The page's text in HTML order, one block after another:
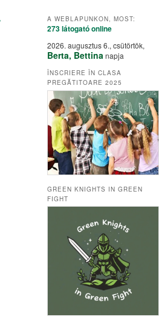
A WEBLAPUNKON, MOST:
273 látogatóonline
2026. augusztus 6., csütörtök,
Berta, Bettinanapja
ÎNSCRIERE ÎN CLASA
PREGĂTITOARE 2025
GREEN KNIGHTS IN GREEN
FIGHT